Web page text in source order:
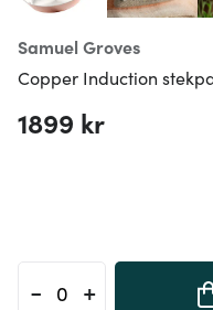
Samuel Groves
Copper Induction
1899 kr
- +